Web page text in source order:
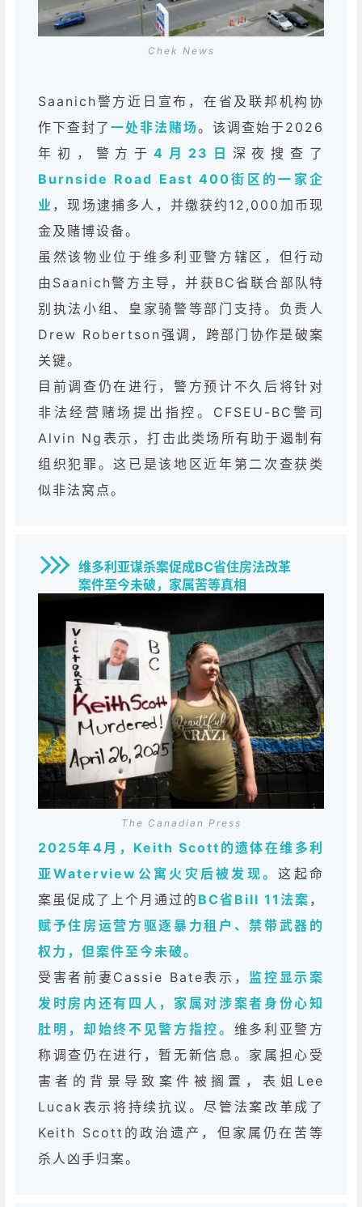
Chek News
Saanich警方近日宣布，在省及联邦机构协
作下查封了 一处非法赌场。该调查始于2026
年初，警方于4月23日 深夜搜查了
Burnside Road East 400街区的一家企
业 ，现场逮捕多人，并缴获约12,000加币现
金及赌博设备。
虽然该物业位于维多利亚警方辖区，但行动
由Saanich警方主导，并获BC省联合部队特
别执法小组、皇家骑警等部门支持。负责人
Drew Robertson强调，跨部门协作是破案
关键。
目前调查仍在进行，警方预计不久后将针对
非法经营赌场提出指控。CFSEU-BC警司
Alvin Ng表示，打击此类场所有助于遏制有
组织犯罪。这已是该地区近年第二次查获类
似非法窝点。
维多利亚谋杀案促成BC省住房法改革
案件至今未破，家属苦等真相
The Canadian Press
2025年4月，Keith Scott的遗体在维多利
亚Waterview公寓火灾后被发现。这起命
案虽促成了上个月通过的 BC省Bill 11法案 ，
赋予住房运营方驱逐暴力租户、禁带武器的
权力，但案件至今未破。
受害者前妻Cassie Bate表示， 监控显示案
发时房内还有四人，家属对涉案者身份心知
肚明，却始终不见警方指控。 维多利亚警方
称调查仍在进行，暂无新信息。家属担心受
害者的背景导致案件被搁置，表姐Lee
Lucak表示将持续抗议。尽管法案改革成了
Keith Scott的政治遗产，但家属仍在苦等
杀人凶手归案。